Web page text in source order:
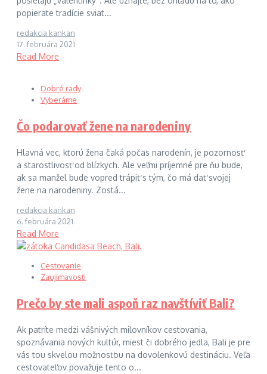
popierate tradície sviat...
redakcia kankan
17. februára 2021
Read More
Dobré rady
Vyberáme
Čo podarovať žene na narodeniny
Hlavná vec, ktorú žena čaká počas narodenín, je pozornosť
a starostlivosť od blízkych. Ale veľmi príjemné pre ňu bude,
ak sa manžel bude vopred trápiť s tým, čo má dať svojej
žene na narodeniny. Zostá...
redakcia kankan
6. februára 2021
Read More
Cestovanie
Zaujímavosti
Prečo by ste mali aspoň raz navštíviť Bali?
Ak patríte medzi vášnivých milovníkov cestovania,
spoznávania nových kultúr, miest či dobrého jedla, Bali je pre
vás tou skvelou možnosťou na dovolenkovú destináciu. Veľa
cestovateľov považuje tento o...